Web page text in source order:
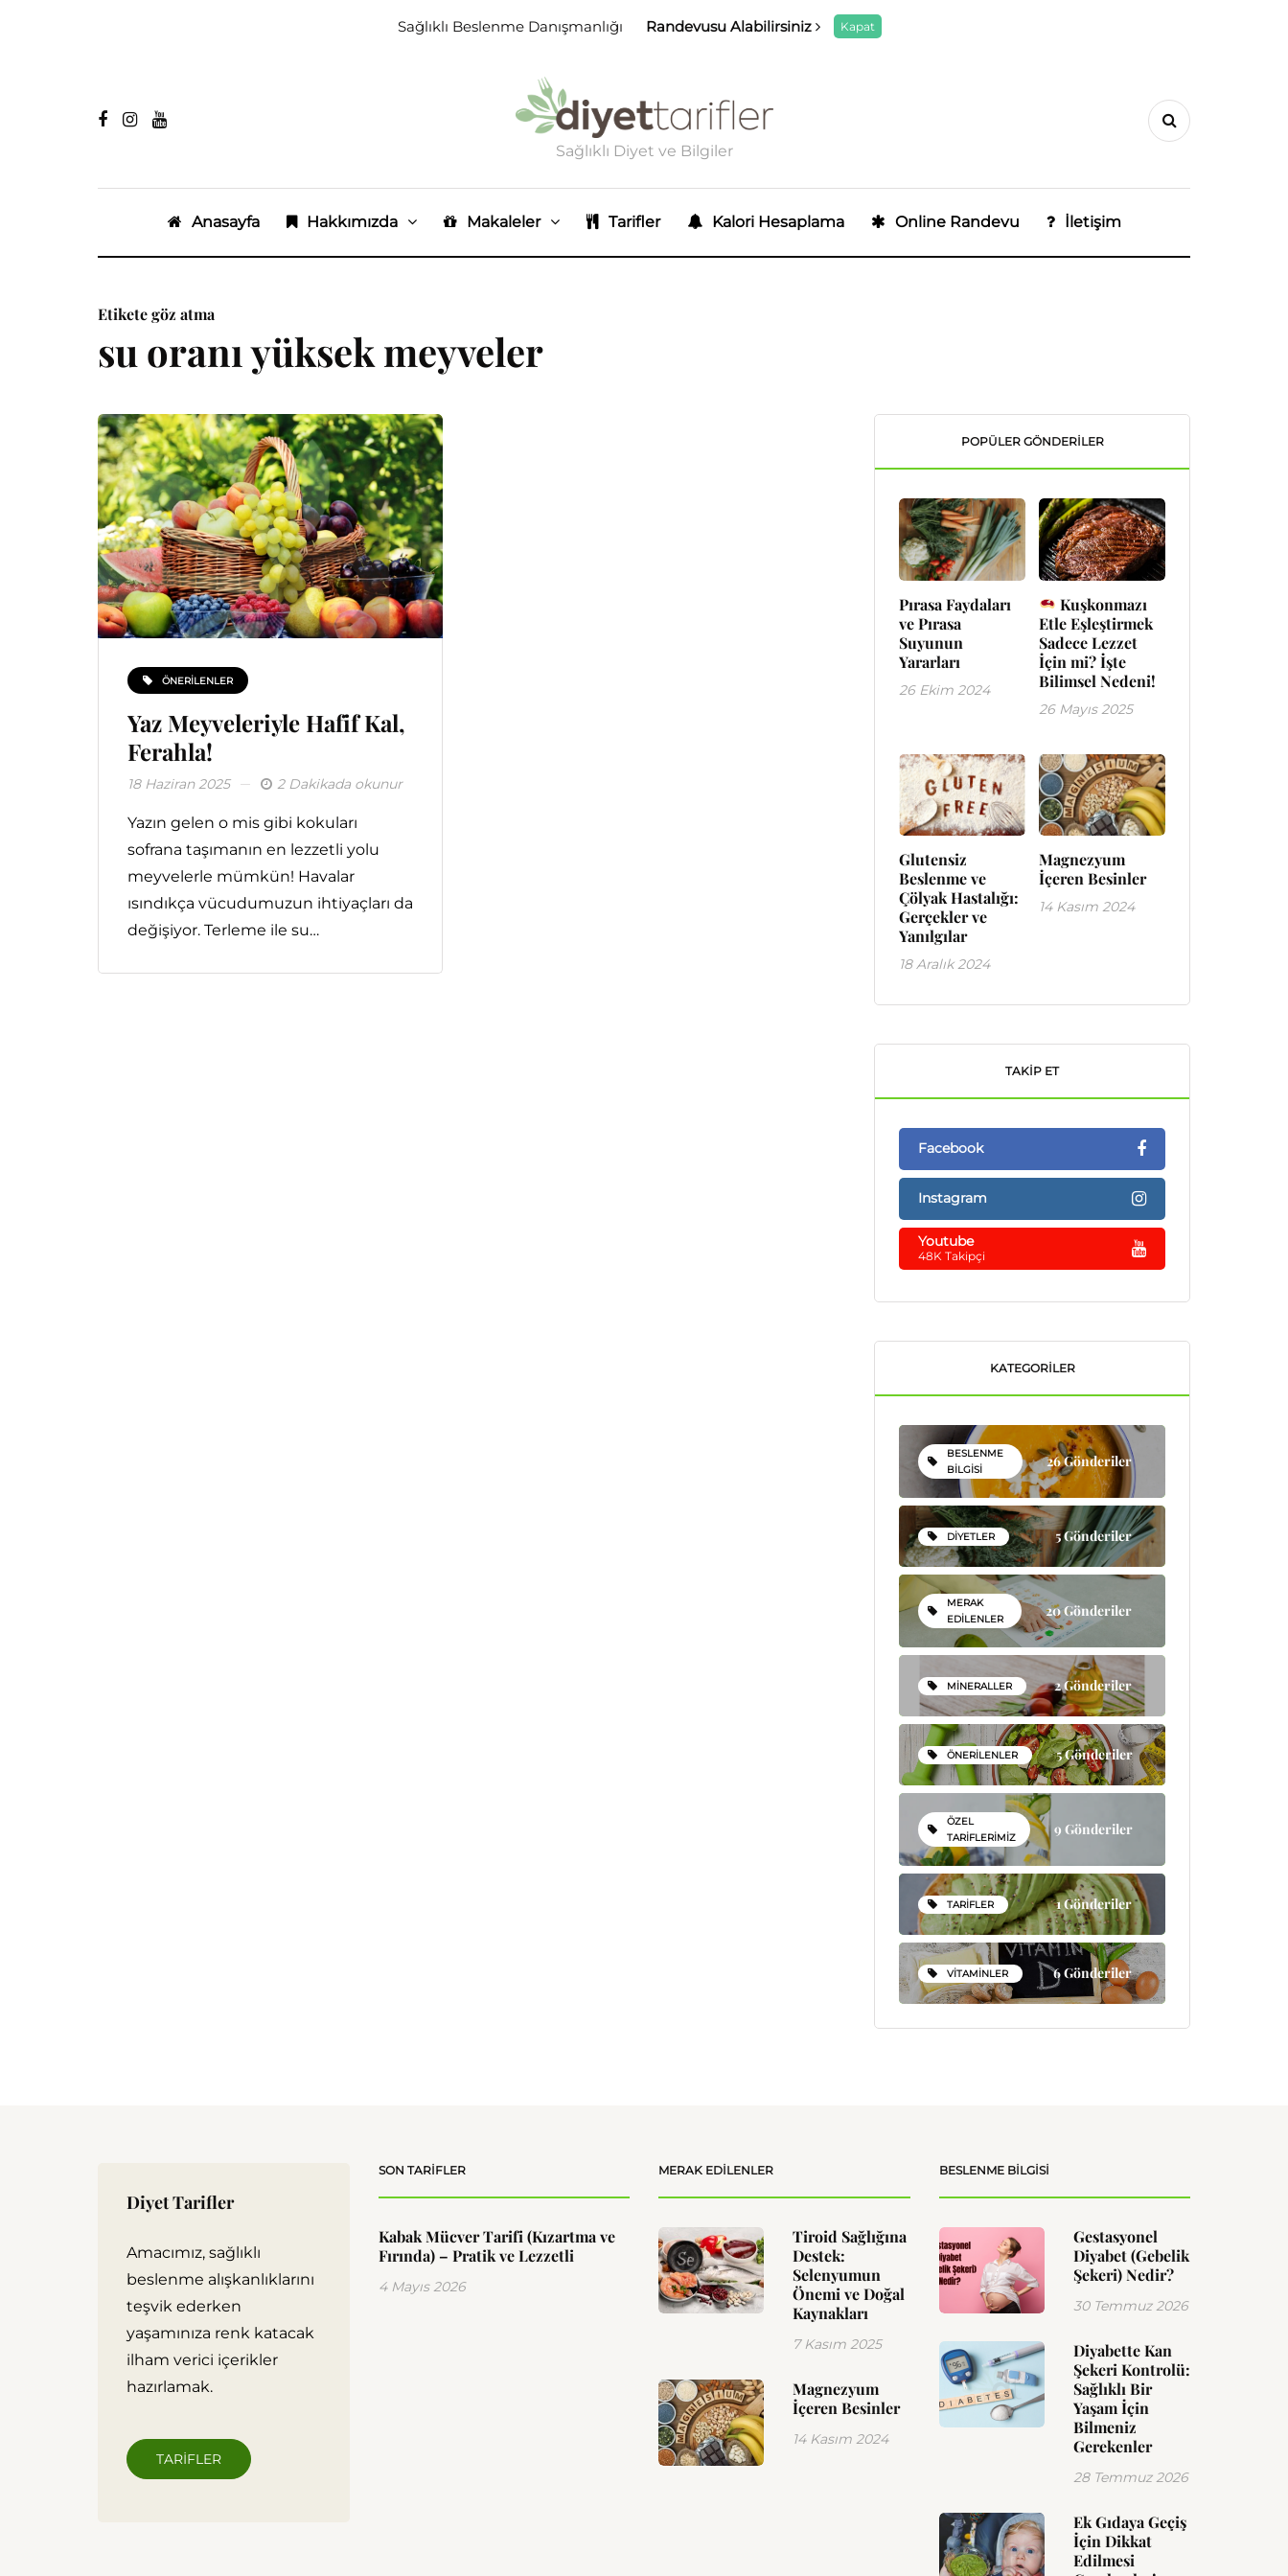
Sağlıklı Beslenme Danışmanlığı Randevusu Alabilirsiniz Kapat
Sağlıklı Diyet ve Bilgiler
Anasayfa Hakkımızda Makaleler Tarifler Kalori Hesaplama Online Randevu İletişim
Etikete göz atma
su oranı yüksek meyveler
ÖNERILENLER
Yaz Meyveleriyle Hafif Kal,
Ferahla!
18 Haziran 2025 2 Dakikada okunur
Yazın gelen o mis gibi kokuları
sofrana taşımanın en lezzetli yolu
meyvelerle mümkün! Havalar
ısındıkça vücudumuzun ihtiyaçları da
değişiyor. Terleme ile su…
POPÜLER GÖNDERILER
Pırasa Faydaları
ve Pırasa
Suyunun
Yararları
26 Ekim 2024
Kuşkonmazı
Etle Eşleştirmek
Sadece Lezzet
İçin mi? İşte
Bilimsel Nedeni!
26 Mayıs 2025
Glutensiz
Beslenme ve
Çölyak Hastalığı:
Gerçekler ve
Yanılgılar
18 Aralık 2024
Magnezyum
İçeren Besinler
14 Kasım 2024
TAKIP ET
Facebook
Instagram
Youtube
48K Takipçi
KATEGORILER
BESLENME
BILGISI
26 Gönderiler
DIYETLER 5 Gönderiler
MERAK
EDILENLER
20 Gönderiler
MINERALLER 2 Gönderiler
ÖNERILENLER 5 Gönderiler
ÖZEL
TARIFLERIMIZ
9 Gönderiler
TARIFLER 1 Gönderiler
VITAMINLER 6 Gönderiler
Diyet Tarifler
Amacımız, sağlıklı
beslenme alışkanlıklarını
teşvik ederken
yaşamınıza renk katacak
ilham verici içerikler
hazırlamak.
TARIFLER
SON TARIFLER
Kabak Mücver Tarifi (Kızartma ve
Fırında) – Pratik ve Lezzetli
4 Mayıs 2026
MERAK EDILENLER
Tiroid Sağlığına
Destek:
Selenyumun
Önemi ve Doğal
Kaynakları
7 Kasım 2025
Magnezyum
İçeren Besinler
14 Kasım 2024
BESLENME BILGISI
Gestasyonel
Diyabet (Gebelik
Şekeri) Nedir?
30 Temmuz 2026
Diyabette Kan
Şekeri Kontrolü:
Sağlıklı Bir
Yaşam İçin
Bilmeniz
Gerekenler
28 Temmuz 2026
Ek Gıdaya Geçiş
İçin Dikkat
Edilmesi